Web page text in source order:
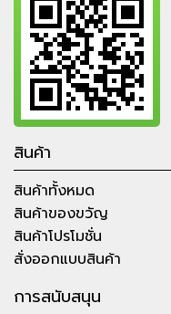
สินค้า
สินค้าทั้งหมด
สินค้าของขวัญ
สินค้าโปรโมชั่น
สั่งออกแบบสินค้า
การสนับสนุน